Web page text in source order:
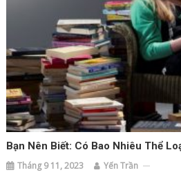
Bạn Nên Biết: Có Bao Nhiêu Thể
Tháng 9 11, 2023 Yến Trần